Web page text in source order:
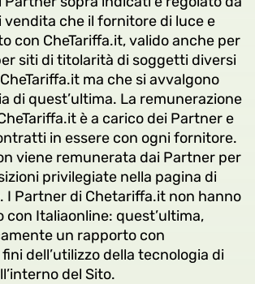
vendita che il fornitore di luce e
con CheTariffa.it, valido anche per
siti di titolarità di soggetti diversi
ma che si avvalgono
di quest’ultima. La remunerazione
è a carico dei Partner e
in essere con ogni fornitore.
viene remunerata dai Partner per
privilegiate nella pagina di
I Partner di Chetariffa.it non hanno
Italiaonline: quest’ultima,
un rapporto con
dell’utilizzo della tecnologia di
del Sito.